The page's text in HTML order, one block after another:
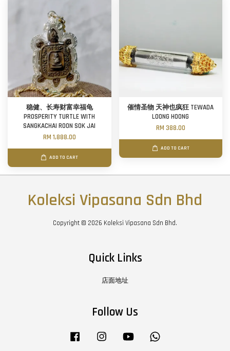
稳健、长寿财富幸福龟
PROSPERITY TURTLE WITH
SANGKACHAI ROON SOK JAI
RM 1,888.00
ADD TO CART
催情圣物 天神也疯狂 TEWADA
LOONG HOONG
RM 388.00
ADD TO CART
Koleksi Vipasana Sdn Bhd
Copyright © 2026 Koleksi Vipasana Sdn Bhd.
Quick Links
店面地址
Follow Us
Facebook Instagram YouTube